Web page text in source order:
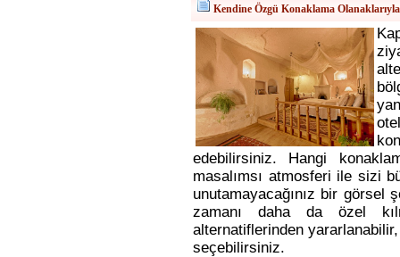
Kendine Özgü Konaklama
edebilirsiniz. Hangi
masalımsı atmosferi ile sizi
unutamayacağınız bir görsel
zamanı daha da özel
alternatiflerinden
seçebilirsiniz.